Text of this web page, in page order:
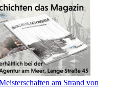
am Strand von